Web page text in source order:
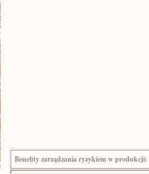
Benefity zarządzania ryzykiem⁣ w produkcji: